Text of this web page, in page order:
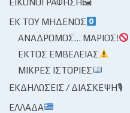
ΕΚ ΤΟΥ ΜΗΔΕΝΌΣ
ΑΝΆΔΡΟΜΟΣ… ΜΆΡΙΟΣ!
ΕΚΤΌΣ ΕΜΒΈΛΕΙΑΣ
ΜΙΚΡΈΣ ΙΣΤΟΡΊΕΣ
ΕΚΔΗΛΏΣΕΙΣ / ΔΙΆΣΚΕΨΗ🎙
ΕΛΛΆΔΑ